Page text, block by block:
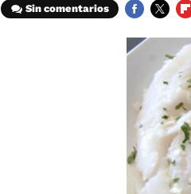
Sin comentarios